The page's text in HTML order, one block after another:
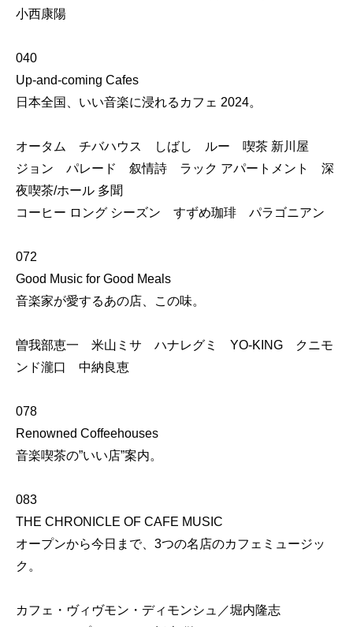
小西康陽
040
Up-and-coming Cafes
日本全国、いい音楽に浸れるカフェ 2024。
オータム チバハウス しばし ルー 喫茶 新川屋
ジョン パレード 叙情詩 ラック アパートメント 深
夜喫茶/ホール 多聞
コーヒー ロング シーズン すずめ珈琲 パラゴニアン
072
Good Music for Good Meals
音楽家が愛するあの店、この味。
曽我部恵一 米山ミサ ハナレグミ YO-KING クニモ
ンド瀧口 中納良恵
078
Renowned Coffeehouses
音楽喫茶の”いい店”案内。
083
THE CHRONICLE OF CAFE MUSIC
オープンから今日まで、3つの名店のカフェミュージッ
ク。
カフェ・ヴィヴモン・ディモンシュ／堀内隆志